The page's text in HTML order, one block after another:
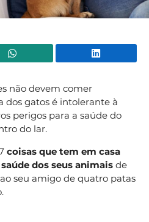
WhatsApp
não devem comer
dos gatos é intolerante à
perigos para a saúde do
do lar.
coisas que tem em casa
dos seus animais de
seu amigo de quatro patas